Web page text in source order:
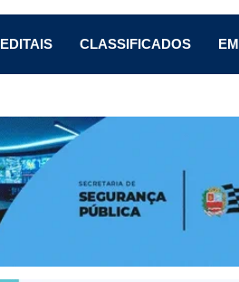
EDITAIS CLASSIFICADOS